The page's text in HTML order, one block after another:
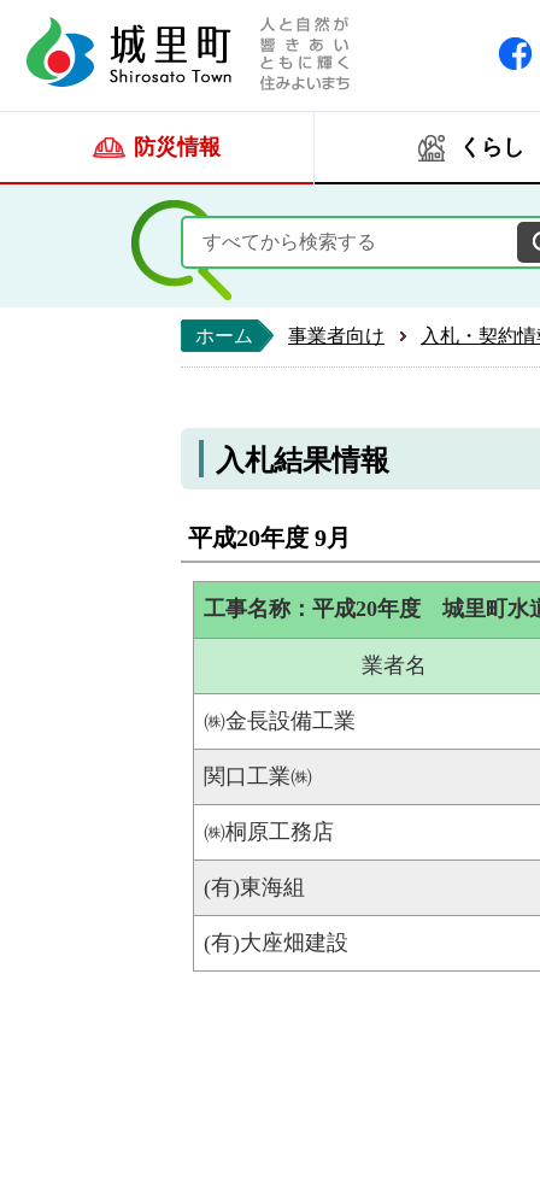
防災情報 くらし
ホーム 事業者向け 入札・契約
入札結果情報
平成20年度 9月
工事名称：平成20年度 城里町水
業者名
㈱金長設備工業
関口工業㈱
㈱桐原工務店
(有)東海組
(有)大座畑建設